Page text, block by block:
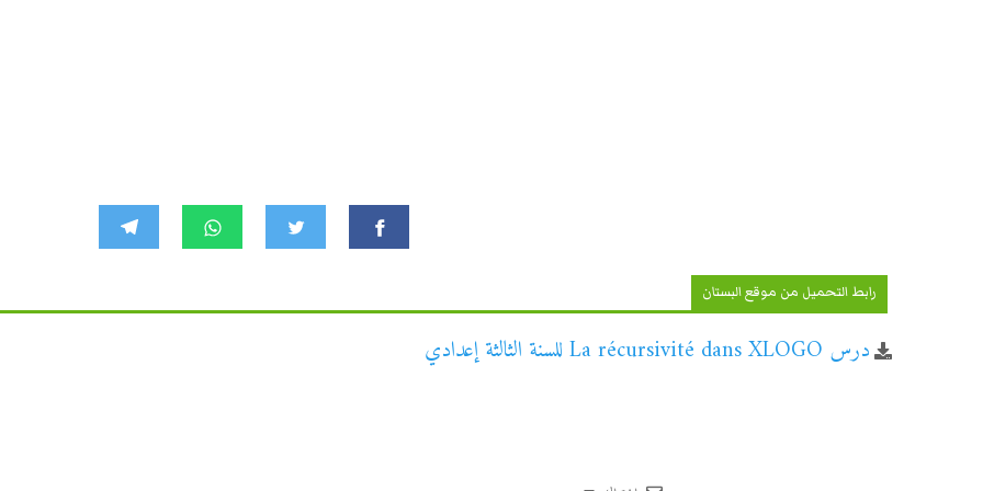
رابط التحميل من موقع البستان
درس La récursivité dans XLOGO للسنة الثالثة إعدادي